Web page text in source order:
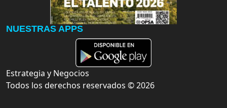
NUESTRAS APPS
Estrategia y Negocios
Todos los derechos reservados ©2026